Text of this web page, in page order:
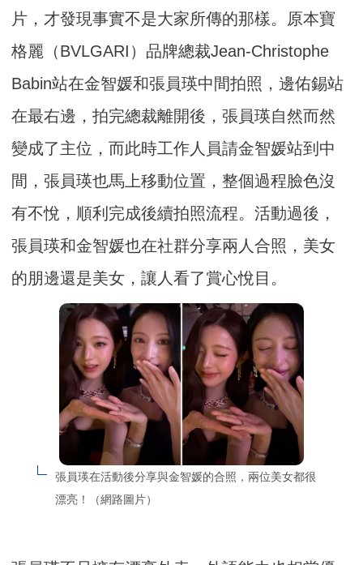
片，才發現事實不是大家所傳的那樣。原本寶
格麗（BVLGARI）品牌總裁Jean-Christophe
Babin站在金智媛和張員瑛中間拍照，邊佑錫站
在最右邊，拍完總裁離開後，張員瑛自然而然
變成了主位，而此時工作人員請金智媛站到中
間，張員瑛也馬上移動位置，整個過程臉色沒
有不悅，順利完成後續拍照流程。活動過後，
張員瑛和金智媛也在社群分享兩人合照，美女
的朋邊還是美女，讓人看了賞心悅目。
張員瑛在活動後分享與金智媛的合照，兩位美女都很
漂亮！（網路圖片）